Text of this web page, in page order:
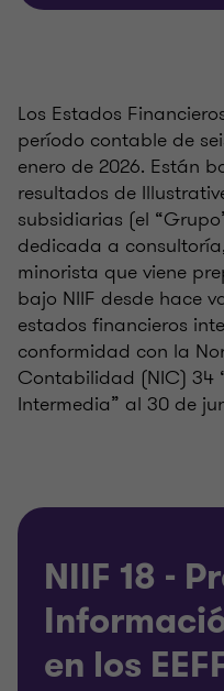
Los Estados
período contable de
enero de 2026. Están
resultados de
subsidiarias (el
dedicada a
minorista que viene
bajo NIIF desde hace
estados financieros
conformidad con la
Contabilidad (NIC) 34
Intermedia” al 30 de
NIIF 18 -
en los